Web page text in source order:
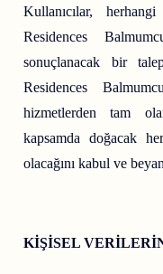
Kullanıcılar,
Residences
sonuçlanacak bir
Residences
hizmetlerden tam
kapsamda doğacak
olacağını kabul ve
KİŞİSEL